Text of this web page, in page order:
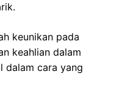
keunikan pada
keahlian dalam
dalam cara yang